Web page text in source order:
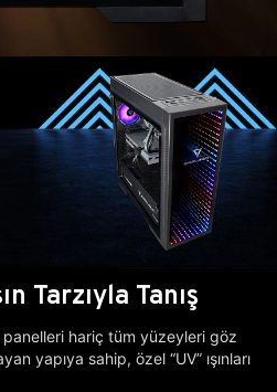
Tarzıyla Tanış
panelleri hariç tüm yüzeyleri göz
yapıya sahip, özel “UV” ışınları